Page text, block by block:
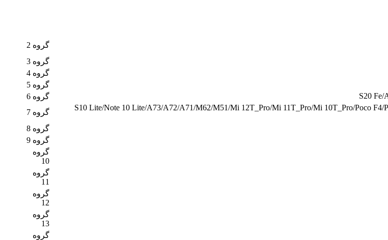
گروه 2
گروه 3
گروه 4
گروه 5
S20 Fe/
گروه 6
S10 Lite/Note 10 Lite/A73/A72/A71/M62/M51/Mi 12T_Pro/Mi 11T_Pro/Mi 10T_Pro/Poco F4/
گروه 7
گروه 8
گروه 9
گروه
10
گروه
11
گروه
12
گروه
13
گروه